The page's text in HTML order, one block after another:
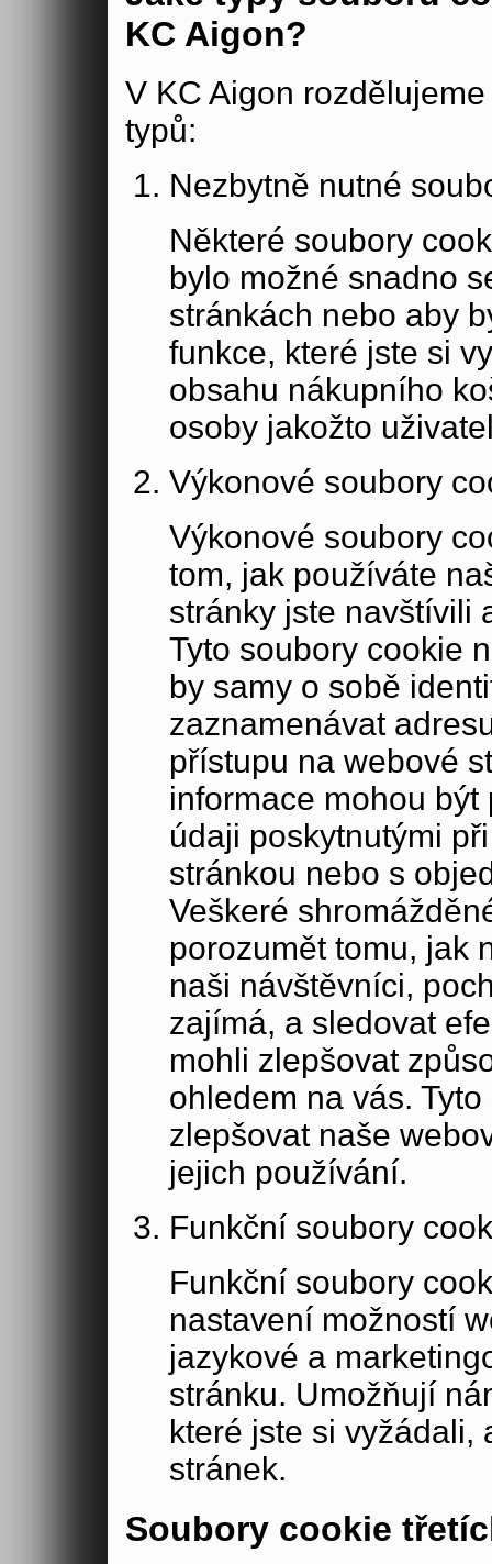
KC Aigon?
V KC Aigon
typů:
Nezbytně nutné
Některé soubory
bylo možné snadno
stránkách nebo aby
funkce, které jste si
obsahu nákupního
osoby jakožto
Výkonové soubory
Výkonové soubory
tom, jak používáte
stránky jste navštívili
Tyto soubory cookie
by samy o sobě
zaznamenávat
přístupu na webové
informace mohou
údaji poskytnutými
stránkou nebo s
Veškeré
porozumět tomu, jak
naši návštěvníci,
zajímá, a sledovat
mohli zlepšovat
ohledem na vás.
zlepšovat naše
jejich používání.
Funkční soubory
Funkční soubory
nastavení možností
jazykové a
stránku. Umožňují
které jste si vyžádali,
stránek.
Soubory cookie